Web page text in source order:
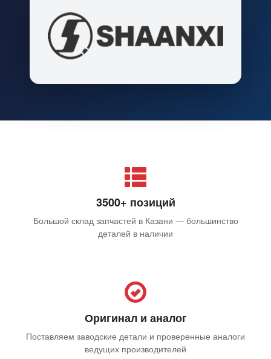
3500+ позиций
Большой склад запчастей в Казани — большинство
деталей в наличии
Оригинал и аналог
Поставляем заводские детали и проверенные аналоги
ведущих производителей